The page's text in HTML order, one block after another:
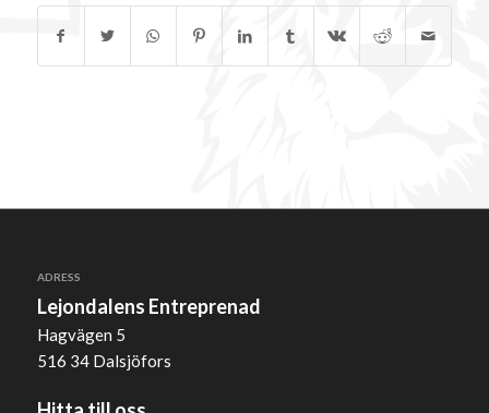
ADRESS
Lejondalens Entreprenad
Hagvägen 5
516 34 Dalsjöfors